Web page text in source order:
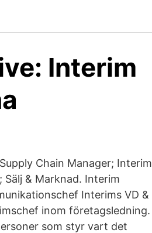
Interim
Chain Manager; Interim
& Marknad. Interim
Interims VD &
inom företagsledning.
som styr vart det